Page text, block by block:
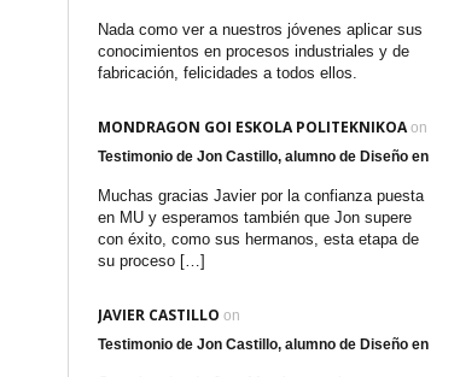
Nada como ver a nuestros jóvenes aplicar sus
conocimientos en procesos industriales y de
fabricación, felicidades a todos ellos.
MONDRAGON GOI ESKOLA POLITEKNIKOAon
Testimonio de Jon Castillo, alumno de Diseño en
Muchas gracias Javier por la confianza puesta
en MU y esperamos también que Jon supere
con éxito, como sus hermanos, esta etapa de
su proceso […]
JAVIER CASTILLO on
Testimonio de Jon Castillo, alumno de Diseño en